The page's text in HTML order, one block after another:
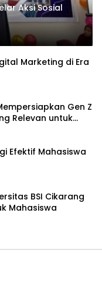
Aksi Sosial
Marketing di Era
Gen Z
Relevan untuk
Efektif Mahasiswa
BSI Cikarang
Mahasiswa